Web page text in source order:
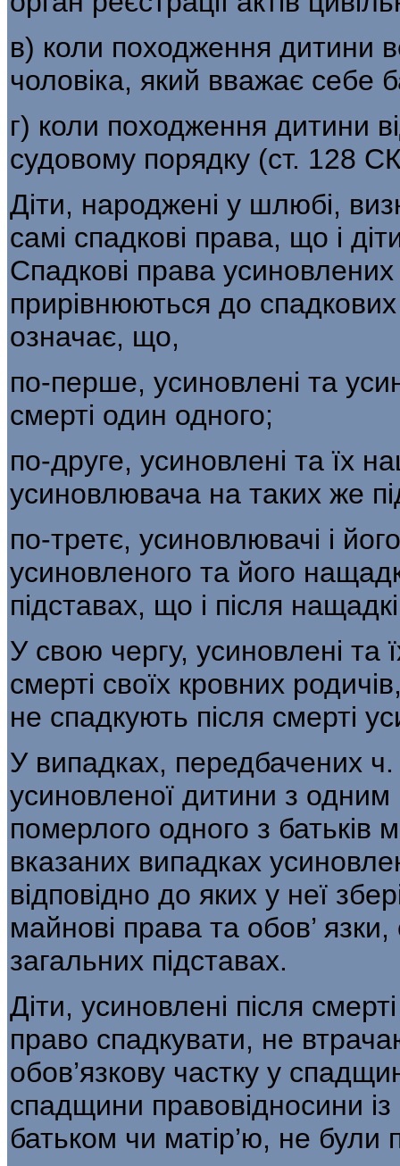
в) коли походження дитини
чоловіка, який вважає себе
г) коли походження дитини
судо­вому порядку (ст. 128
Діти, народжені у шлюбі,
самі спадкові права, що і
Спадкові пра­ва
прирівнюються до
означає, що,
по-перше, усиновлені та
смерті один одного;
по-друге, усиновлені та їх
усиновлювача на таких же
по-третє, усиновлювачі і
усиновленого та його
підставах, що і після
У свою чергу, уси­новлені та
смерті своїх кровних
не спадкують після смерті
У випадках, передбачених
усиновленої дитини з одним
померлого одного з батьків
вказаних випадках
відповідно до яких у неї
майнові права та обов’
загальних підставах.
Діти, усиновлені після
право спадкувати, не
обов’язкову частку у
спадщини правовідносини
батьком чи матір’ю, не були